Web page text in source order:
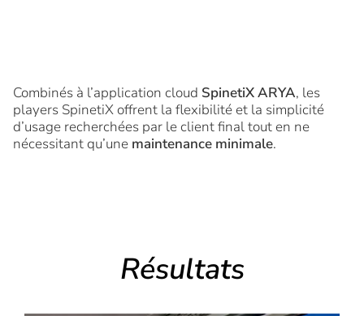
Combinés à l’application cloud SpinetiX ARYA, les
players SpinetiX offrent la flexibilité et la simplicité
d’usage recherchées par le client final tout en ne
nécessitant qu’une maintenance minimale.
Résultats